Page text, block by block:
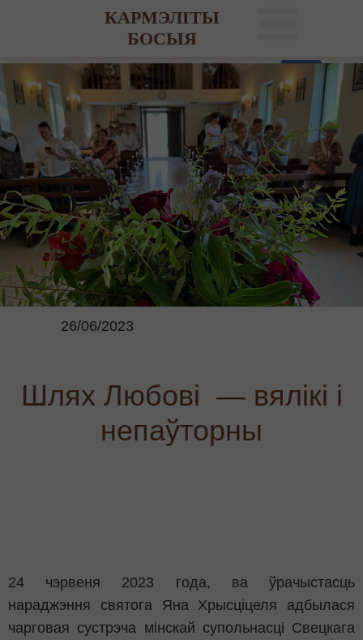
26/06/2023
Шлях Любові — вялікі і
непаўторны
24 чэрвеня 2023 года, ва ўрачыстасць
нараджэння святога Яна Хрысціцеля адбылася
чарговая сустрэча мінскай супольнасці Свецкага
КАРМЭЛІТЫ
БОСЫЯ